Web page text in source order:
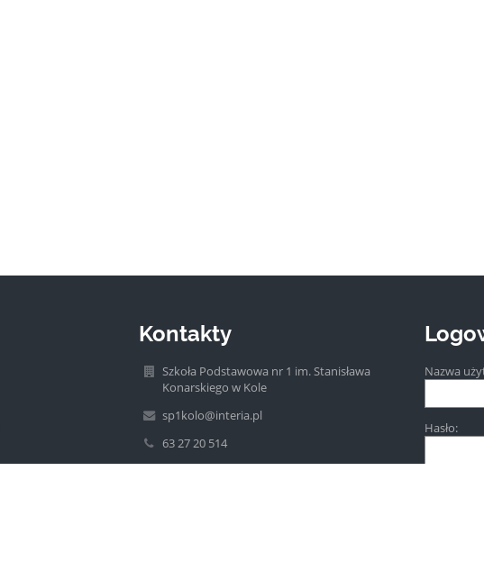
Kontakty
Szkoła Podstawowa nr 1 im. Stanisława
Konarskiego w Kole
sp1kolo@interia.pl
63 27 20 514
Nazwa
Hasło: